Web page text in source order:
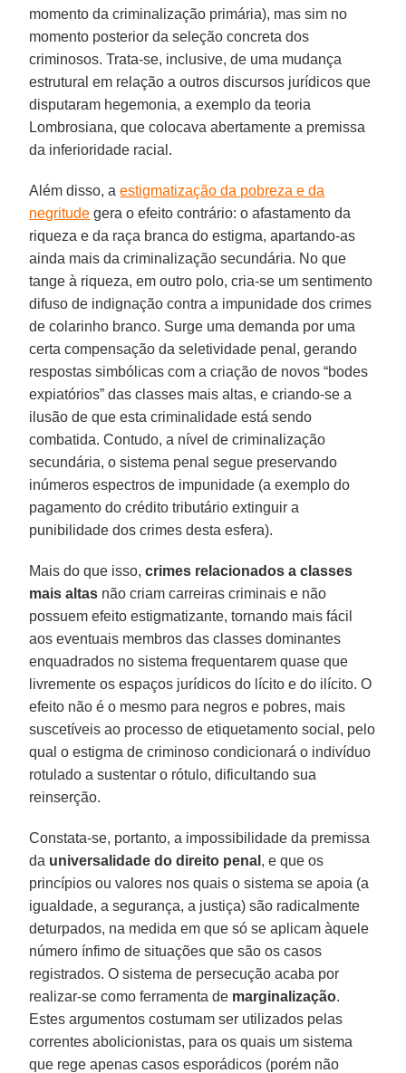
momento da criminalização primária), mas sim no
momento posterior da seleção concreta dos
criminosos. Trata-se, inclusive, de uma mudança
estrutural em relação a outros discursos jurídicos que
disputaram hegemonia, a exemplo da teoria
Lombrosiana, que colocava abertamente a premissa
da inferioridade racial.
Além disso, aestigmatização da pobreza e da
negritude gera o efeito contrário: o afastamento da
riqueza e da raça branca do estigma, apartando-as
ainda mais da criminalização secundária. No que
tange à riqueza, em outro polo, cria-se um sentimento
difuso de indignação contra a impunidade dos crimes
de colarinho branco. Surge uma demanda por uma
certa compensação da seletividade penal, gerando
respostas simbólicas com a criação de novos “bodes
expiatórios” das classes mais altas, e criando-se a
ilusão de que esta criminalidade está sendo
combatida. Contudo, a nível de criminalização
secundária, o sistema penal segue preservando
inúmeros espectros de impunidade (a exemplo do
pagamento do crédito tributário extinguir a
punibilidade dos crimes desta esfera).
Mais do que isso,crimes relacionados a classes
mais altas não criam carreiras criminais e não
possuem efeito estigmatizante, tornando mais fácil
aos eventuais membros das classes dominantes
enquadrados no sistema frequentarem quase que
livremente os espaços jurídicos do lícito e do ilícito. O
efeito não é o mesmo para negros e pobres, mais
suscetíveis ao processo de etiquetamento social, pelo
qual o estigma de criminoso condicionará o indivíduo
rotulado a sustentar o rótulo, dificultando sua
reinserção.
Constata-se, portanto, a impossibilidade da premissa
da universalidade do direito penal , e que os
princípios ou valores nos quais o sistema se apoia (a
igualdade, a segurança, a justiça) são radicalmente
deturpados, na medida em que só se aplicam àquele
número ínfimo de situações que são os casos
registrados. O sistema de persecução acaba por
realizar-se como ferramenta de marginalização.
Estes argumentos costumam ser utilizados pelas
correntes abolicionistas, para os quais um sistema
que rege apenas casos esporádicos (porém não